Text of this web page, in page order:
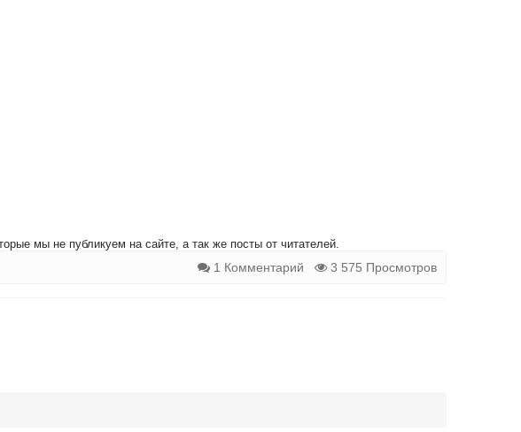
мы не публикуем на сайте, а так же посты от читателей.
1 Комментарий 3 575 Просмотров